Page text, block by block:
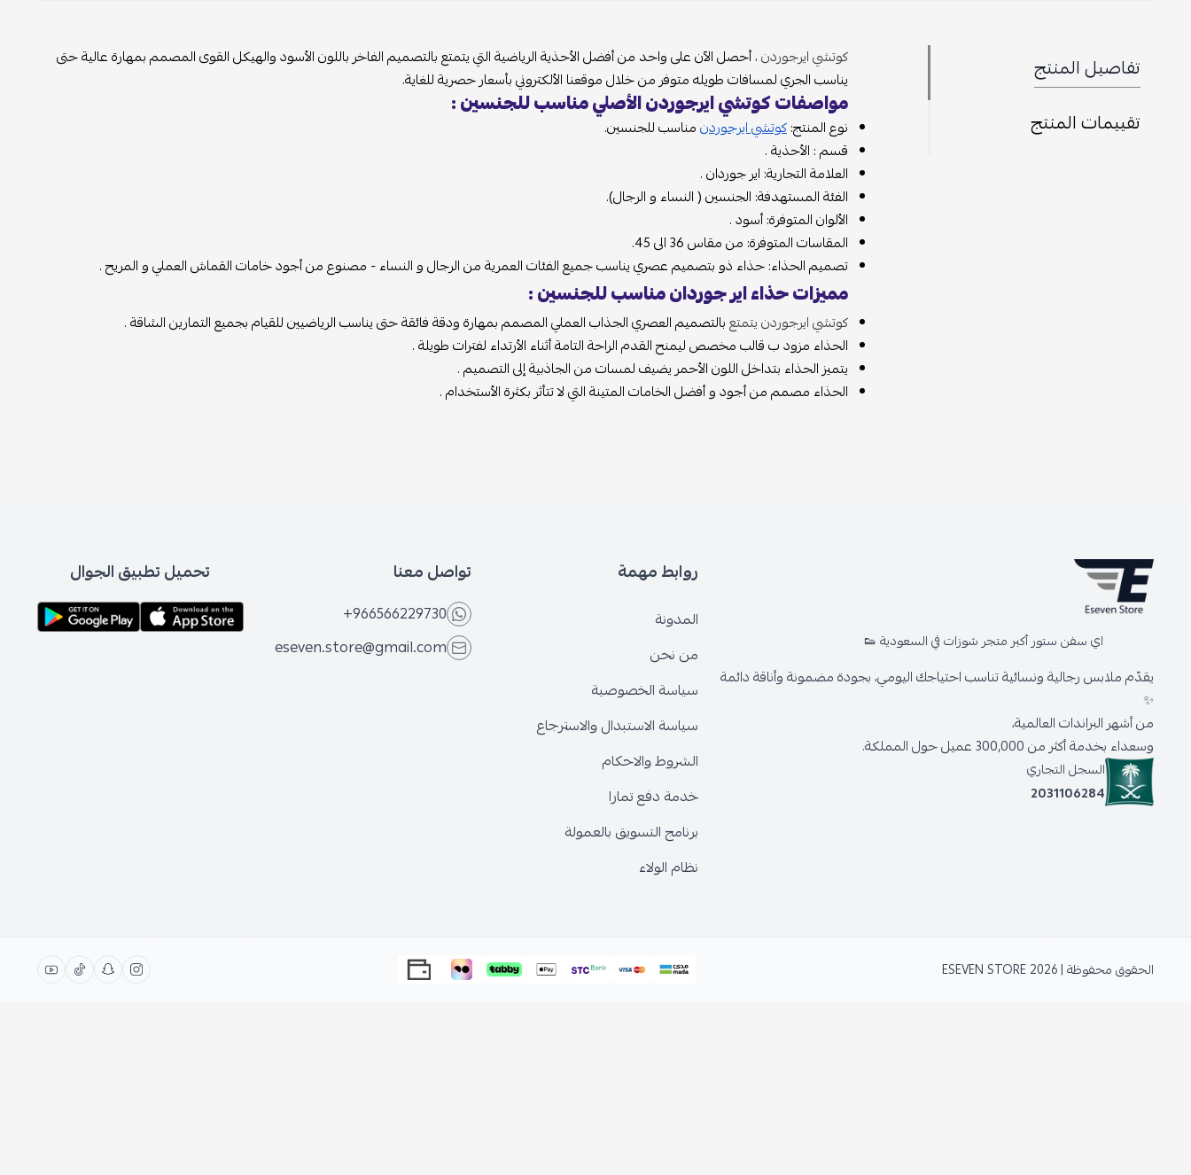
تفاصيل المنتج
تقييمات المنتج
كوتشي ايرجوردن ،أحصل الآن على واحد من أفضل الأحذية الرياضية التي يتمتع بالتصميم الفاخر باللون الأسود والهيكل القوى المصمم بمهارة عالية حتى
يناسب الجري لمسافات طويله متوفر من خلال موقعنا الألكتروني بأسعار حصرية للغاية.
مواصفات كوتشي ايرجوردن الأصلي مناسب للجنسين :
نوع المنتج:كوتشي ايرجوردنمناسب للجنسين.
قسم : الأحذية .
العلامة التجارية: اير جوردان .
الفئة المستهدفة: الجنسين ( النساء و الرجال).
الألوان المتوفرة: أسود .
المقاسات المتوفرة: من مقاس 36 الى 45.
تصميم الحذاء: حذاء ذو بتصميم عصري يناسب جميع الفئات العمرية من الرجال و النساء - مصنوع من أجود خامات القماش العملي و المريح .
مميزات حذاء اير جوردان مناسب للجنسين :
كوتشي ايرجوردن يتمتعبالتصميم العصري الجذاب العملي المصمم بمهارة ودقة فائقة حتى يناسب الرياضيين للقيام بجميع التمارين الشاقة .
الحذاء مزود ب قالب مخصص ليمنح القدم الراحة التامة أثناء الأرتداء لفترات طويلة .
يتميز الحذاء بتداخل اللون الأحمر يضيف لمسات من الجاذبية إلى التصميم .
الحذاء مصمم من أجود و أفضل الخامات المتينة التي لا تتأثر بكثرة الأستخدام .
اي سفن ستور أكبر متجر شوزات في السعودية 👟
يقدّم ملابس رجالية ونسائية تناسب احتياجك اليومي، بجودة مضمونة وأناقة دائمة
✨
من أشهر البراندات العالمية،
وسعداء بخدمة أكثر من 300,000 عميل حول المملكة.
السجل التجاري
2031106284
روابط مهمة
المدونة
من نحن
سياسة الخصوصية
سياسة الاستبدال والاسترجاع
الشروط والاحكام
خدمة دفع تمارا
برنامج التسويق بالعمولة
نظام الولاء
تواصل معنا
+966566229730
eseven.store@gmail.com
تحميل تطبيق الجوال
الحقوق محفوظة | 2026 ESEVEN STORE